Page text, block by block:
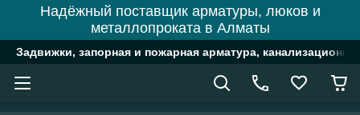
Надёжный поставщик арматуры, люков и
металлопроката в Алматы
Задвижки, запорная и пожарная арматура,